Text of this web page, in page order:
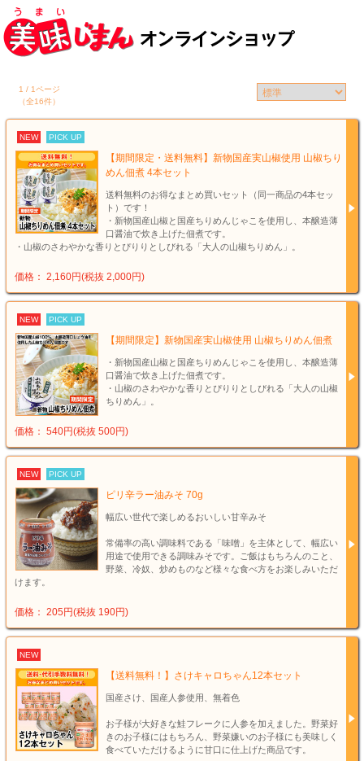
1 / 1ページ
（全16件）
NEW PICK UP
【期間限定・送料無料】新物国産実山椒使用 山椒ちり
めん佃煮 4本セット
送料無料のお得なまとめ買いセット（同一商品の4本セッ
ト）です！
・新物国産山椒と国産ちりめんじゃこを使用し、本醸造薄
口醤油で炊き上げた佃煮です。
・山椒のさわやかな香りとぴりりとしびれる「大人の山椒ちりめん」。
価格： 2,160円(税抜 2,000円)
NEW PICK UP
【期間限定】新物国産実山椒使用 山椒ちりめん佃煮
・新物国産山椒と国産ちりめんじゃこを使用し、本醸造薄
口醤油で炊き上げた佃煮です。
・山椒のさわやかな香りとぴりりとしびれる「大人の山椒
ちりめん」。
価格： 540円(税抜 500円)
NEW PICK UP
ピリ辛ラー油みそ 70g
幅広い世代で楽しめるおいしい甘辛みそ
常備率の高い調味料である「味噌」を主体として、幅広い
用途で使用できる調味みそです。ご飯はもちろんのこと、
野菜、冷奴、炒めものなど様々な食べ方をお楽しみいただ
けます。
価格： 205円(税抜 190円)
NEW
【送料無料！】さけキャロちゃん12本セット
国産さけ、国産人参使用、無着色
お子様が大好きな鮭フレークに人参を加えました。野菜好
きのお子様にはもちろん、野菜嫌いのお子様にも美味しく
食べていただけるように甘口に仕上げた商品です。